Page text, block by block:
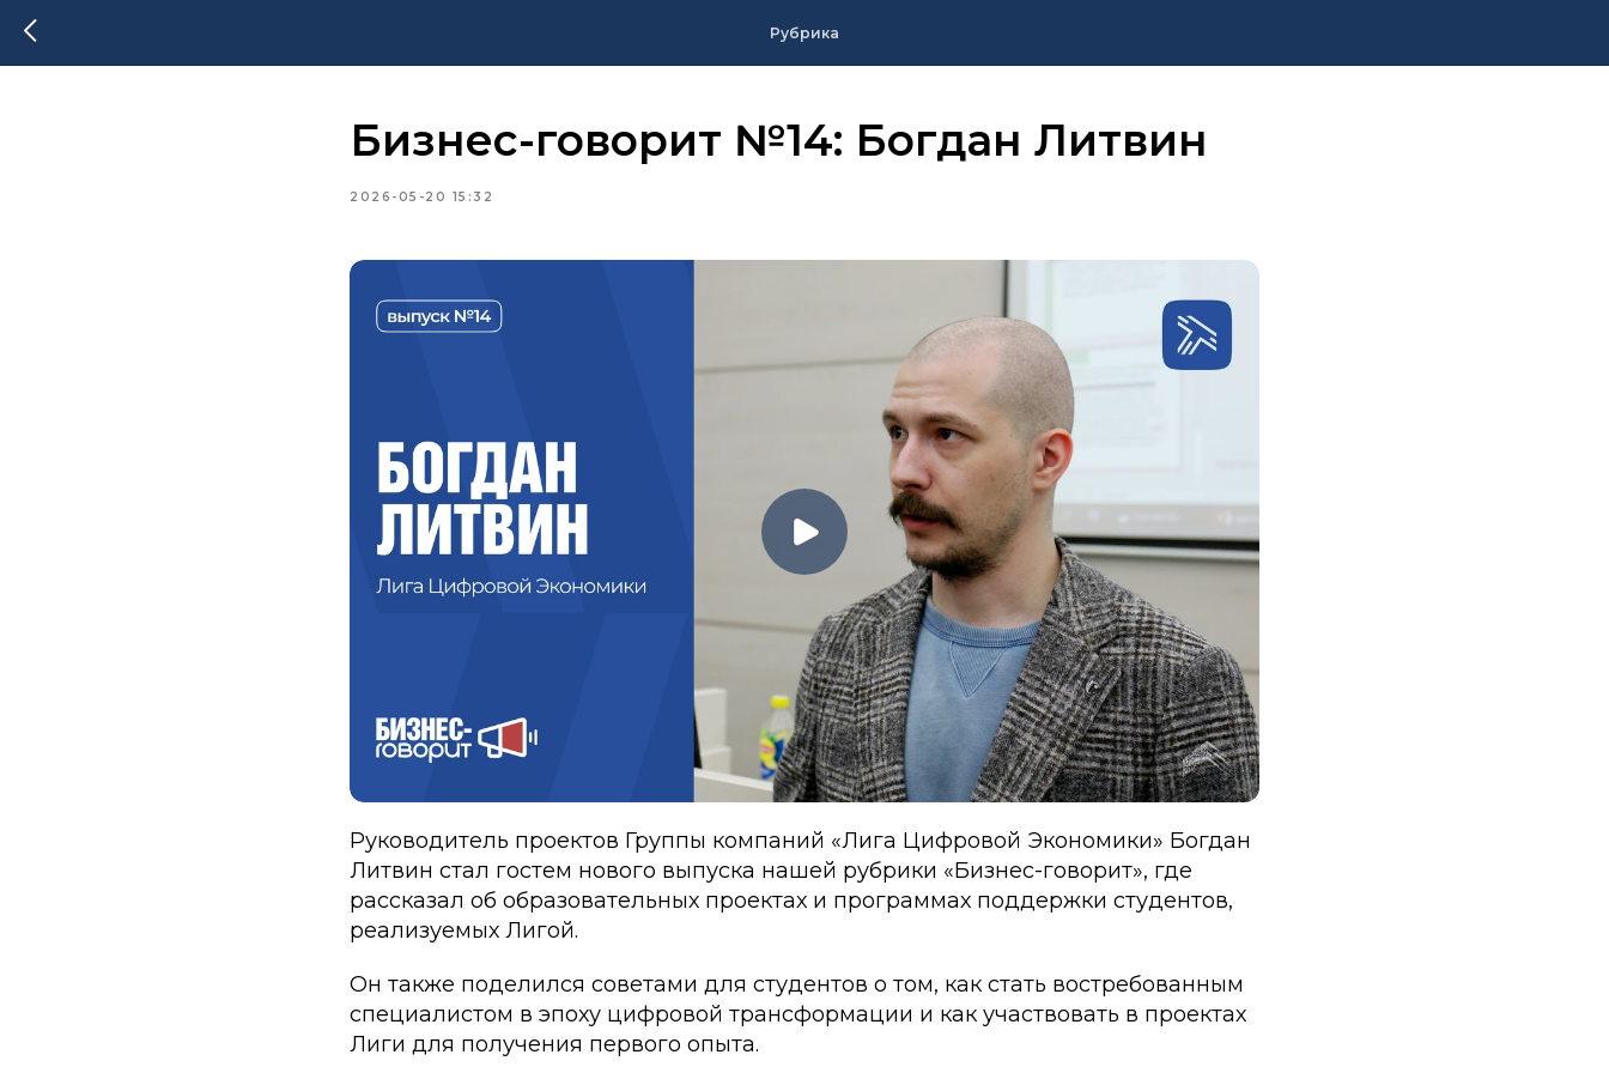
Рубрика
Бизнес-говорит №14: Богдан Литвин
2026-05-20 15:32
Руководитель проектов Группы компаний «Лига Цифровой Экономики» Богдан
Литвин стал гостем нового выпуска нашей рубрики «Бизнес-говорит», где
рассказал об образовательных проектах и программах поддержки студентов,
реализуемых Лигой.
Он также поделился советами для студентов о том, как стать востребованным
специалистом в эпоху цифровой трансформации и как участвовать в проектах
Лиги для получения первого опыта.